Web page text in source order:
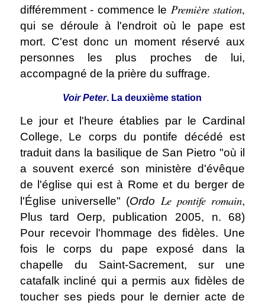
différemment - commence le Première station,
qui se déroule à l'endroit où le pape est
mort. C'est donc un moment réservé aux
personnes les plus proches de lui,
accompagné de la prière du suffrage.
Voir Peter. La deuxième station
Le jour et l'heure établies par le Cardinal
College, Le corps du pontife décédé est
traduit dans la basilique de San Pietro "où il
a souvent exercé son ministère d'évêque
de l'église qui est à Rome et du berger de
l'Église universelle" (Ordo Le pontife romain,
Plus tard Oerp, publication 2005, n. 68)
Pour recevoir l'hommage des fidèles. Une
fois le corps du pape exposé dans la
chapelle du Saint-Sacrement, sur une
catafalk incliné qui a permis aux fidèles de
toucher ses pieds pour le dernier acte de